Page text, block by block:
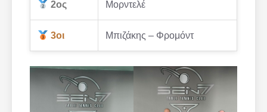
2ος Μορντελέ
3οι Μπιζάκης – Φρομόντ